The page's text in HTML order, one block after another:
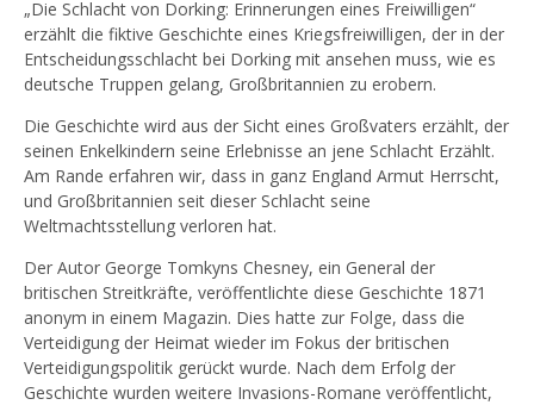
„Die Schlacht von Dorking: Erinnerungen eines Freiwilligen“
erzählt die fiktive Geschichte eines Kriegsfreiwilligen, der in der
Entscheidungsschlacht bei Dorking mit ansehen muss, wie es
deutsche Truppen gelang, Großbritannien zu erobern.
Die Geschichte wird aus der Sicht eines Großvaters erzählt, der
seinen Enkelkindern seine Erlebnisse an jene Schlacht Erzählt.
Am Rande erfahren wir, dass in ganz England Armut Herrscht,
und Großbritannien seit dieser Schlacht seine
Weltmachtsstellung verloren hat.
Der Autor George Tomkyns Chesney, ein General der
britischen Streitkräfte, veröffentlichte diese Geschichte 1871
anonym in einem Magazin. Dies hatte zur Folge, dass die
Verteidigung der Heimat wieder im Fokus der britischen
Verteidigungspolitik gerückt wurde. Nach dem Erfolg der
Geschichte wurden weitere Invasions-Romane veröffentlicht,